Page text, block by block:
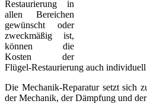
Restaurierung in
allen Bereichen
gewünscht oder
zweckmäßig ist,
können die
Kosten der
Flügel-Restaurierung auch individuell
Die Mechanik-Reparatur setzt sich
der Mechanik, der Dämpfung und